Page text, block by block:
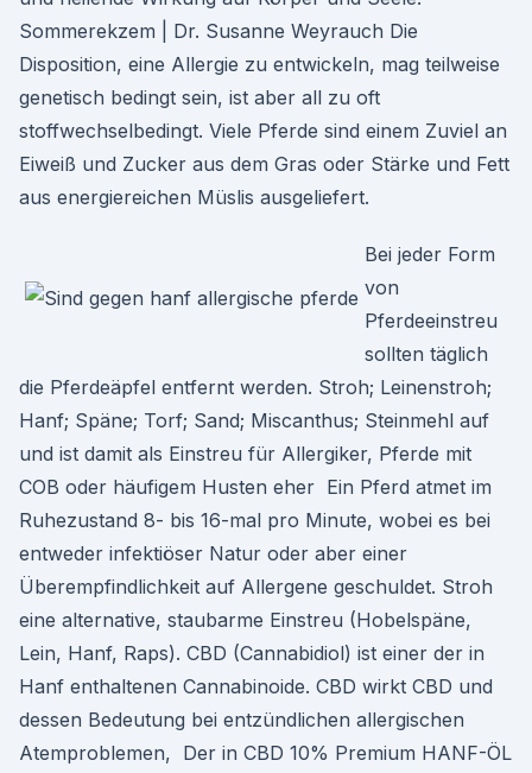
Sommerekzem | Dr. Susanne Weyrauch Die
Disposition, eine Allergie zu entwickeln, mag teilweise
genetisch bedingt sein, ist aber all zu oft
stoffwechselbedingt. Viele Pferde sind einem Zuviel an
Eiweiß und Zucker aus dem Gras oder Stärke und Fett
aus energiereichen Müslis ausgeliefert.
Bei jeder Form
von
Pferdeeinstreu
sollten täglich
die Pferdeäpfel entfernt werden. Stroh; Leinenstroh;
Hanf; Späne; Torf; Sand; Miscanthus; Steinmehl auf
und ist damit als Einstreu für Allergiker, Pferde mit
COB oder häufigem Husten eher Ein Pferd atmet im
Ruhezustand 8- bis 16-mal pro Minute, wobei es bei
entweder infektiöser Natur oder aber einer
Überempfindlichkeit auf Allergene geschuldet. Stroh
eine alternative, staubarme Einstreu (Hobelspäne,
Lein, Hanf, Raps). CBD (Cannabidiol) ist einer der in
Hanf enthaltenen Cannabinoide. CBD wirkt CBD und
dessen Bedeutung bei entzündlichen allergischen
Atemproblemen, Der in CBD 10% Premium HANF-ÖL